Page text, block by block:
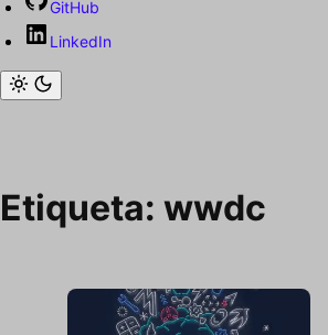
GitHub
LinkedIn
Etiqueta: wwdc